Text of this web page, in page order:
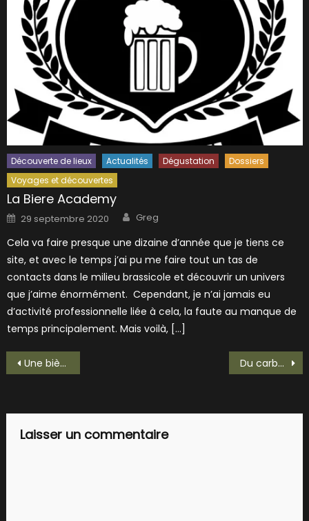
Découverte de lieux Actualités Dégustation
Dossiers
Voyages et découvertes
La Biere Academy
Posted
on
29 septembre 2020 Author
Greg
Cela va faire presque une dizaine d’année que je tiens ce
site, et avec le temps j’ai pu me faire tout un tas de
contacts dans le milieu brassicole et découvrir un univers
que j’aime énormément. Cependant, je n’ai jamais eu
d’activité professionnelle liée à cela, la faute au manque de
temps principalement. Mais voilà, […]
Navigation
l’article
Une bière en hommage à Retour vers le Futur! Beer to the future!! Du carburant à la bière? Oui ca existe!
Laisser un commentaire